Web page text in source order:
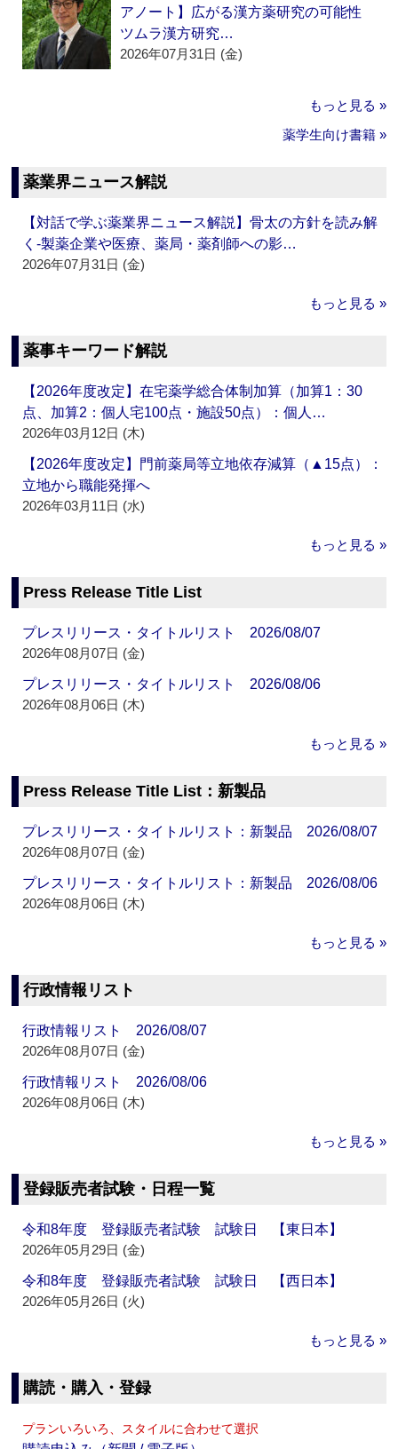
アノート】広がる漢方薬研究の可能性
ツムラ漢方研究…
2026年07月31日 (金)
もっと見る »
薬学生向け書籍 »
薬業界ニュース解説
【対話で学ぶ薬業界ニュース解説】骨太の方針を読み解
く‐製薬企業や医療、薬局・薬剤師への影…
2026年07月31日 (金)
もっと見る »
薬事キーワード解説
【2026年度改定】在宅薬学総合体制加算（加算1：30
点、加算2：個人宅100点・施設50点）：個人…
2026年03月12日 (木)
【2026年度改定】門前薬局等立地依存減算（▲15点）：
立地から職能発揮へ
2026年03月11日 (水)
もっと見る »
Press Release Title List
プレスリリース・タイトルリスト 2026/08/07
2026年08月07日 (金)
プレスリリース・タイトルリスト 2026/08/06
2026年08月06日 (木)
もっと見る »
Press Release Title List：新製品
プレスリリース・タイトルリスト：新製品 2026/08/07
2026年08月07日 (金)
プレスリリース・タイトルリスト：新製品 2026/08/06
2026年08月06日 (木)
もっと見る »
行政情報リスト
行政情報リスト 2026/08/07
2026年08月07日 (金)
行政情報リスト 2026/08/06
2026年08月06日 (木)
もっと見る »
登録販売者試験・日程一覧
令和8年度 登録販売者試験 試験日 【東日本】
2026年05月29日 (金)
令和8年度 登録販売者試験 試験日 【西日本】
2026年05月26日 (火)
もっと見る »
購読・購入・登録
プランいろいろ、スタイルに合わせて選択